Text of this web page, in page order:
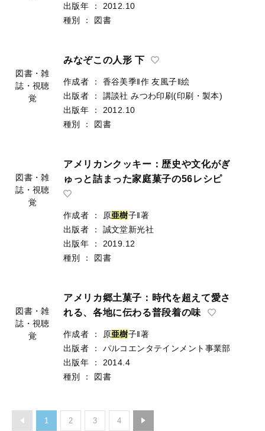
出版年
：
2012.10
種別
： 図書
図書・雑
誌・視聴
覚
みなぞこの人形 下
作成者 ： 香谷美季‖作 友風子‖絵
出版者
： 講談社 みつわ印刷(印刷・製本)
出版年
：
2012.10
種別
： 図書
図書・雑
誌・視聴
覚
アメリカンクッキー：歴史や文化がぎ
ゅっと詰まった家庭菓子の56レシピ
作成者 ： 原亜樹子‖著
出版者
：
誠文堂新光社
出版年
：
2019.12
種別
： 図書
図書・雑
誌・視聴
覚
アメリカ郷土菓子：時代を超えて愛さ
れる、各地に伝わる普段着の味
作成者 ： 原亜樹子‖著
出版者
：
パルコエンタテインメント事業部
出版年
：
2014.4
種別
： 図書
1 2 3 4